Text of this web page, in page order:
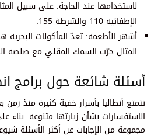
الإطفائية 110 والشرطة 155.
أشهر الأطعمة: تعدّ المأكولات
المثال جرّب السمك المقلي مع صلصة
أسئلة شائعة حول برامج
تتمتع أنطاليا بأسرار خفية كثيرة منذ
الاستفسارات بشأن زيارتها متنوعة. بناء
مجموعة من الإجابات عن أكثر الأسئلة